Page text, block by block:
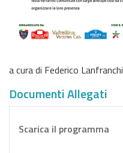
a cura di Federico Lanfranchi
Documenti Allegati
Scarica il programma